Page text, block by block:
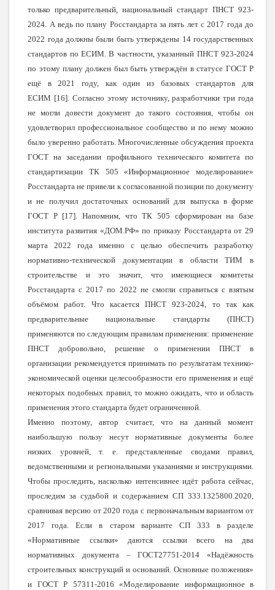
только предварительный, национальный стандарт ПНСТ 923-
2024. А ведь по плану Росстандарта за пять лет c 2017 года до
2022 года должны были быть утверждены 14 государственных
стандартов по ЕСИМ. В частности, указанный ПНСТ 923-2024
по этому плану должен был быть утверждён в статусе ГОСТ Р
ещё в 2021 году, как один из базовых стандартов для
ЕСИМ [16]. Согласно этому источнику, разработчики три года
не могли довести документ до такого состояния, чтобы он
удовлетворил профессиональное сообщество и по нему можно
было уверенно работать. Многочисленные обсуждения проекта
ГОСТ на заседании профильного технического комитета по
стандартизации ТК 505 «Информационное моделирование»
Росстандарта не привели к согласованной позиции по документу
и не получил достаточных оснований для выпуска в форме
ГОСТ Р [17]. Напомним, что ТК 505 сформирован на базе
института развития «ДОМ.РФ» по приказу Росстандарта от 29
марта 2022 года именно с целью обеспечить разработку
нормативно-технической документации в области ТИМ в
строительстве и это значит, что имеющиеся комитеты
Росстандарта с 2017 по 2022 не смогли справиться с взятым
объёмом работ. Что касается ПНСТ 923-2024, то так как
предварительные национальные стандарты (ПНСТ)
применяются по следующим правилам применения: применение
ПНСТ добровольно, решение о применении ПНСТ в
организации рекомендуется принимать по результатам технико-
экономической оценки целесообразности его применения и ещё
некоторых подобных правил, то можно ожидать, что и область
применения этого стандарта будет ограниченной.
Именно поэтому, автор считает, что на данный момент
наибольшую пользу несут нормативные документы более
низких уровней, т. е. представленные сводами правил,
ведомственными и региональными указаниями и инструкциями.
Чтобы проследить, насколько интенсивнее идёт работа сейчас,
проследим за судьбой и содержанием СП 333.1325800.2020,
сравнивая версию от 2020 года с первоначальным вариантом от
2017 года. Если в старом варианте СП 333 в разделе
«Нормативные ссылки» даются ссылки всего на два
нормативных документа – ГОСТ27751-2014 «Надёжность
строительных конструкций и оснований. Основные положения»
и ГОСТ Р 57311-2016 «Моделирование информационное в